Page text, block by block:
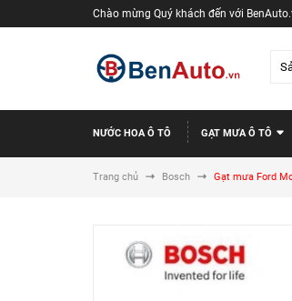
Chào mừng Quý khách đến với
NƯỚC HOA Ô TÔ GẠT MƯA Ô TÔ
Trang chủ Bosch Gạt mưa Ford